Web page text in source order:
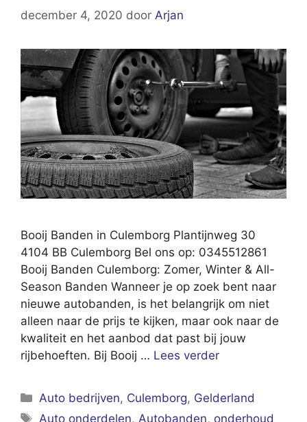
december 4, 2020 door Arjan
Booij Banden in Culemborg Plantijnweg 30
4104 BB Culemborg Bel ons op: 0345512861
Booij Banden Culemborg: Zomer, Winter & All-
Season Banden Wanneer je op zoek bent naar
nieuwe autobanden, is het belangrijk om niet
alleen naar de prijs te kijken, maar ook naar de
kwaliteit en het aanbod dat past bij jouw
rijbehoeften. Bij Booij … Lees verder
Categorieën
Auto bedrijven, Culemborg, Gelderland
Tags
Auto onderdelen, Autobanden, onderhoud